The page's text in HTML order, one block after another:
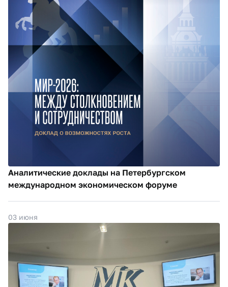
Аналитические доклады на Петербургском
международном экономическом форуме
03 июня